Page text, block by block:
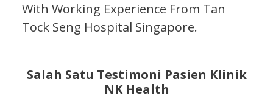
With Working Experience From Tan
Tock Seng Hospital Singapore.
Salah Satu Testimoni Pasien Klinik
NK Health